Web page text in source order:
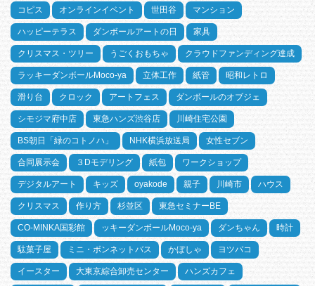
コピス オンラインイベント 世田谷 マンション
ハッピーテラス ダンボールアートの日 家具
クリスマス・ツリー うごくおもちゃ クラウドファンディング達成
ラッキーダンボールMoco-ya 立体工作 紙管 昭和レトロ
滑り台 クロック アートフェス ダンボールのオブジェ
シモジマ府中店 東急ハンズ渋谷店 川崎住宅公園
BS朝日「緑のコトノハ」 NHK横浜放送局 女性セブン
合同展示会 ３Dモデリング 紙包 ワークショップ
デジタルアート キッズ oyakode 親子 川崎市 ハウス
クリスマス 作り方 杉並区 東急セミナーBE
CO-MINKA国彩館 ッキーダンボールMoco-ya ダンちゃん 時計
駄菓子屋 ミニ・ボンネットバス かぼしゃ ヨツバコ
イースター 大東京綜合卸売センター ハンズカフェ